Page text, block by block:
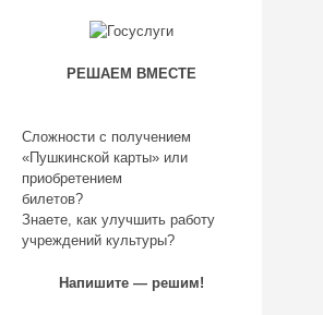
РЕШАЕМ ВМЕСТЕ
Сложности с получением
«Пушкинской карты» или
приобретением
билетов?
Знаете, как улучшить работу
учреждений культуры?
Напишите — решим!